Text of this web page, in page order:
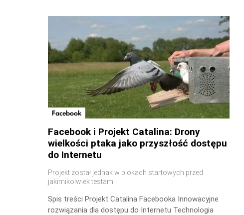
Facebook
Facebook i Projekt Catalina: Drony
wielkości ptaka jako przyszłość dostępu
do Internetu
Projekt został jednak w blokach startowych przed
jakimikolwiek testami
Spis treści Projekt Catalina Facebooka Innowacyjne
rozwiązania dla dostępu do Internetu Technologia